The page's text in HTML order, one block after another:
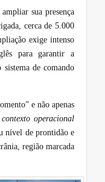
sua presença
cerca de 5.000
exige intenso
para garantir a
sistema de comando
e não apenas
operacional
nível de prontidão e
região marcada